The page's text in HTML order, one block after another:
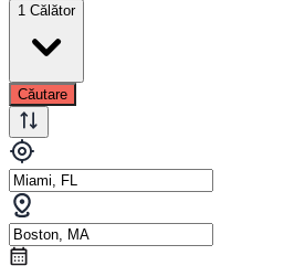
1 Călător
Căutare